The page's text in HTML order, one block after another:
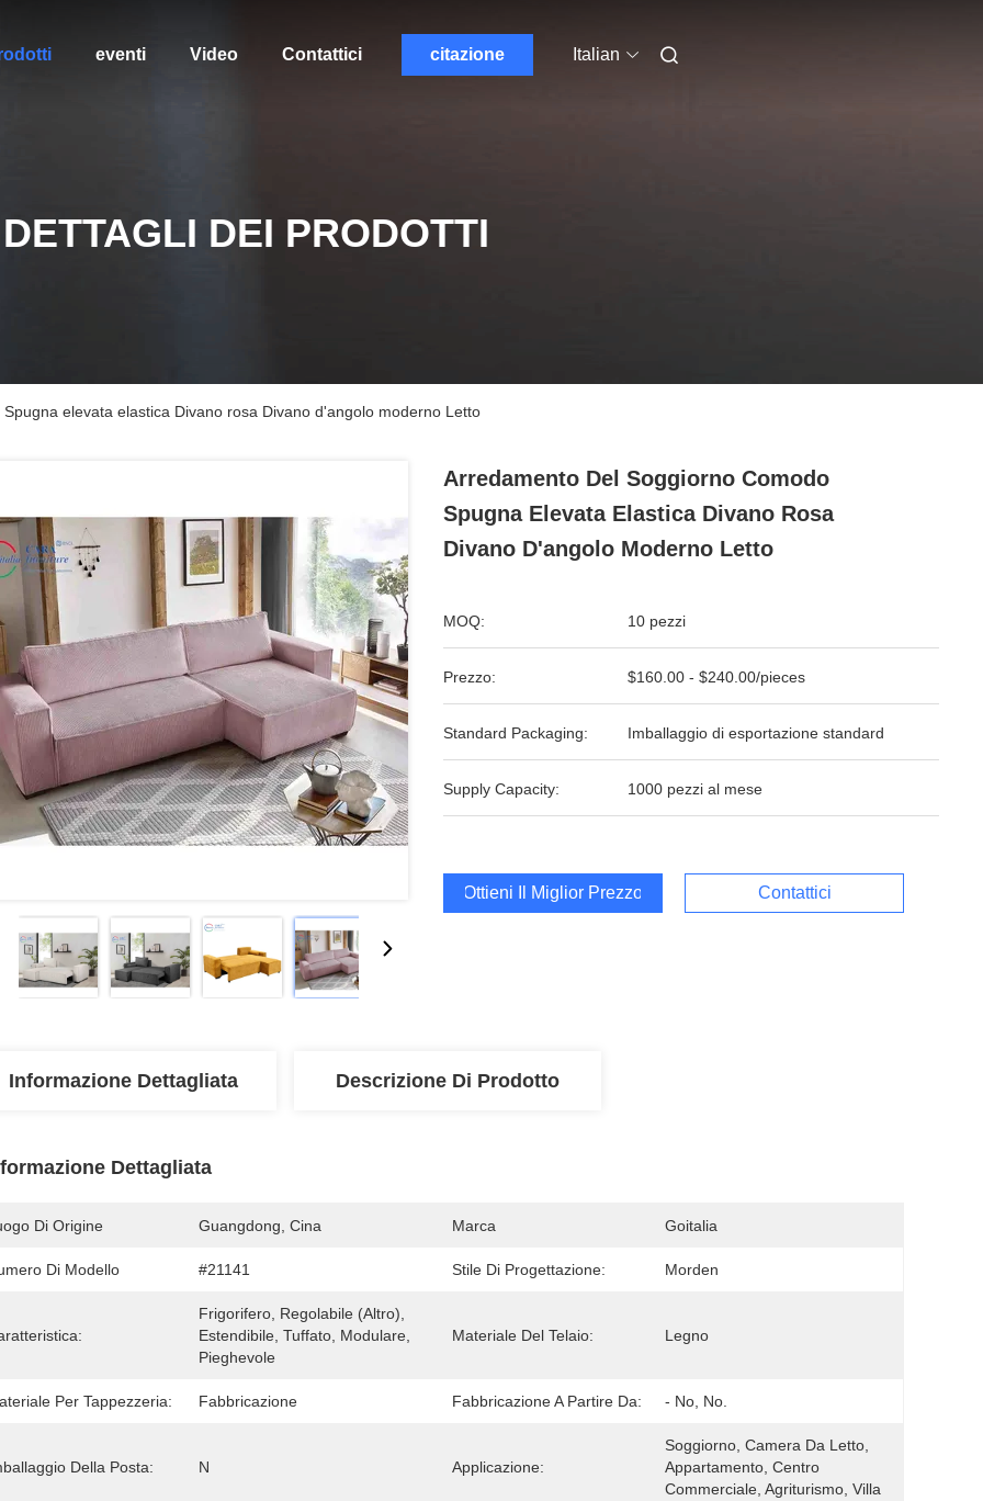
eventi Video Contattici citazione Italian
DETTAGLI DEI PRODOTTI
elevata elastica Divano rosa Divano d'angolo moderno Letto
Arredamento Del Soggiorno Comodo
Spugna Elevata Elastica Divano Rosa
Divano D'angolo Moderno Letto
MOQ: 10 pezzi
Prezzo: $160.00 - $240.00/pieces
Standard Packaging: Imballaggio di esportazione standard
Supply Capacity: 1000 pezzi al mese
Ottieni Il Miglior Prezzo Contattici
Informazione Dettagliata Descrizione Di Prodotto
Dettagliata
Di Origine Guangdong, Cina Marca Goitalia
Di Modello #21141 Stile Di Progettazione: Morden
Frigorifero, Regolabile (altro),
Estendibile, Tuffato, Modulare,
Pieghevole
Materiale Del Telaio: Legno
Per Tappezzeria: Fabbricazione Fabbricazione A Partire Da: - No, No.
Della Posta: N Applicazione:
Soggiorno, Camera Da Letto,
Appartamento, Centro
Commerciale, Agriturismo, Villa